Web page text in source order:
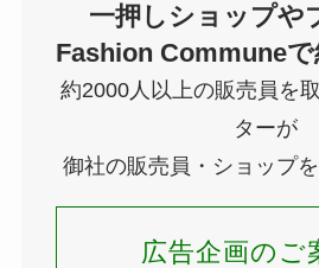
一押しショップや
Fashion Communeで
約2000人以上の販売員を
ターが
御社の販売員・ショップ
広告企画のご